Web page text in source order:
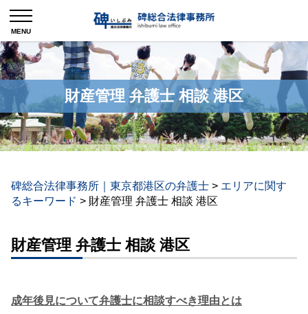
財産管理 弁護士 相談 港区
碑総合法律事務所｜東京都港区の弁護士 > エリアに関す
るキーワード > 財産管理 弁護士 相談 港区
財産管理 弁護士 相談 港区
成年後見について弁護士に相談すべき理由とは